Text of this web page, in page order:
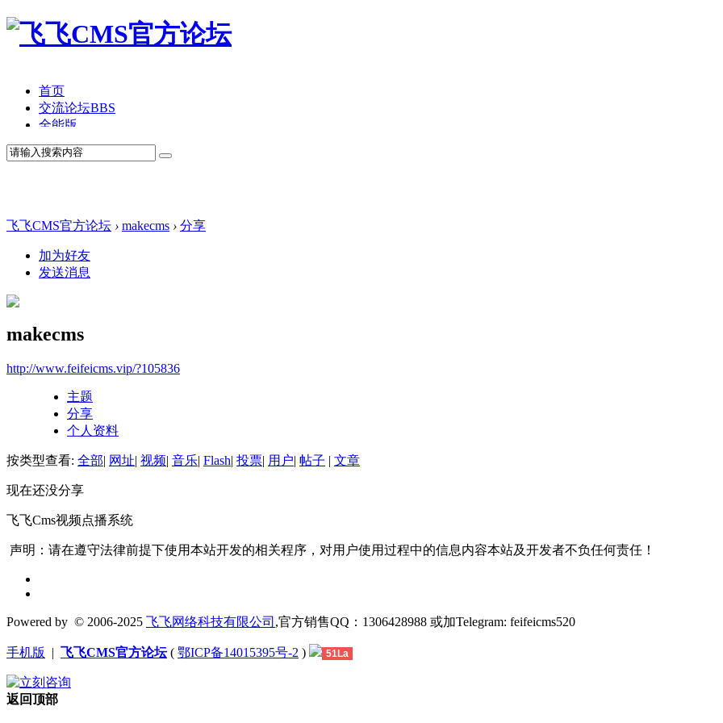
首页
交流论坛BBS
全能版
TV版
产品价格
飞飞CMS官方论坛 › makecms › 分享
加为好友
发送消息
makecms
http://www.feifeicms.vip/?105836
主题
分享
个人资料
按类型查看: 全部| 网址| 视频| 音乐| Flash| 投票| 用户| 帖子 | 文章
现在还没分享
飞飞Cms视频点播系统
声明：请在遵守法律前提下使用本站开发的相关程序，对用户使用过程中的信息内容本站及开发者不负任何责任！
Powered by © 2006-2025 飞飞网络科技有限公司 ,官方销售QQ：1306428988 或加Telegram: feifeicms520
手机版 | 飞飞CMS官方论坛( 鄂ICP备14015395号-2 ) 51La
返回顶部